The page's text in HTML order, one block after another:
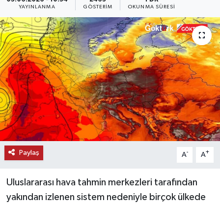
YAYINLANMA GÖSTERIM OKUNMA SÜRESI
Paylaş A- A+
Uluslararası hava tahmin merkezleri tarafından
yakından izlenen sistem nedeniyle birçok ülkede
KÜLTÜR - SANAT
MAGAZİN
ÖZEL HABER
SAĞLIK
SPOR
TEKNOLOJİ
TİCARET
YAŞAM